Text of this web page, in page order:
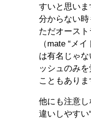
すいと思い
分からない
ただオース
（mate “メ
は有名じゃ
ッシュのみ
こともありま
他にも注意
違いしやすい